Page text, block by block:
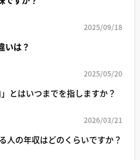
2025/09/18
いは？
2025/05/20
とはいつまでを指しますか？
2026/03/21
人の年収はどのくらいですか？